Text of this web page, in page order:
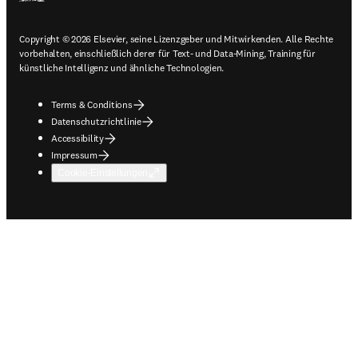
Copyright © 2026 Elsevier, seine Lizenzgeber und Mitwirkenden. Alle Rechte
vorbehalten, einschließlich derer für Text- und Data-Mining, Training für
künstliche Intelligenz und ähnliche Technologien.
Terms & Conditions
Datenschutzrichtlinie
Accessibility
Impressum